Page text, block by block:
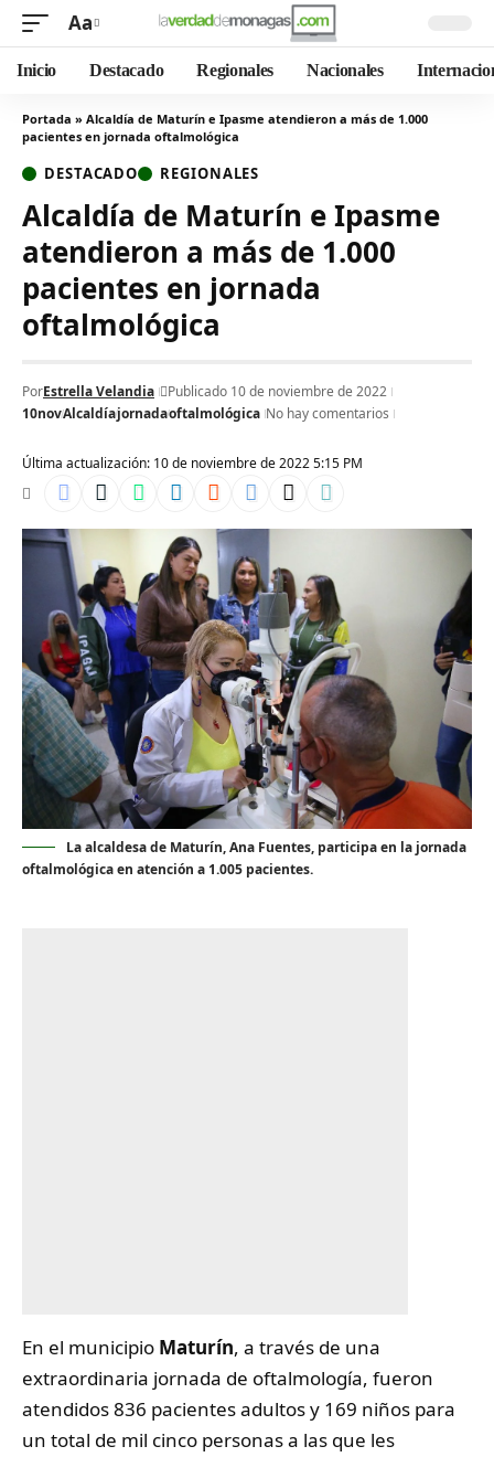
Aa
Inicio Destacado Regionales Nacionales
Portada » Alcaldía de Maturín e Ipasme atendieron a más de 1.000
pacientes en jornada oftalmológica
DESTACADO REGIONALES
Alcaldía de Maturín e Ipasme
atendieron a más de 1.000
pacientes en jornada
oftalmológica
Última actualización: 10 de noviembre de 2022 5:15 PM
PorEstrella Velandia
Publicado 10 de noviembre de 2022
10novAlcaldíajornadaoftalmológica No hay comentarios
La alcaldesa de Maturín, Ana Fuentes, participa en la jornada
oftalmológica en atención a 1.005 pacientes.
En el municipio Maturín, a través de una
extraordinaria jornada de oftalmología, fueron
atendidos 836 pacientes adultos y 169 niños para
un total de mil cinco personas a las que les